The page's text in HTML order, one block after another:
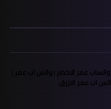
واتساب عمر الاخضر |واتس اب عمر
اب عمر الازرق